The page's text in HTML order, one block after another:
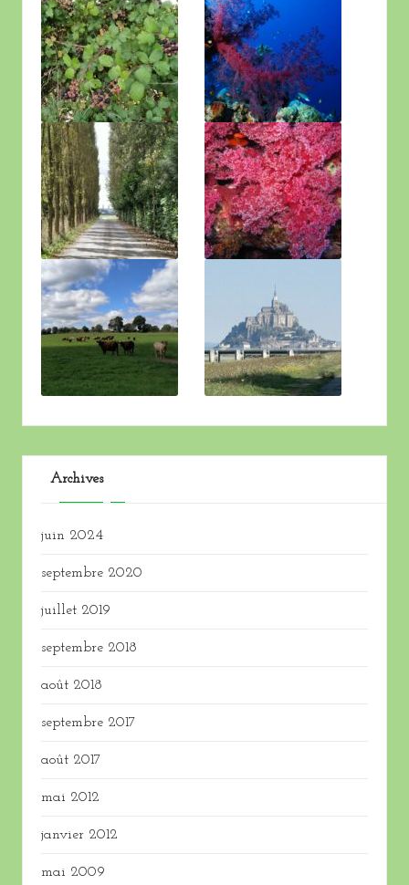
Archives
juin 2024
septembre 2020
juillet 2019
septembre 2018
août 2018
septembre 2017
août 2017
mai 2012
janvier 2012
mai 2009